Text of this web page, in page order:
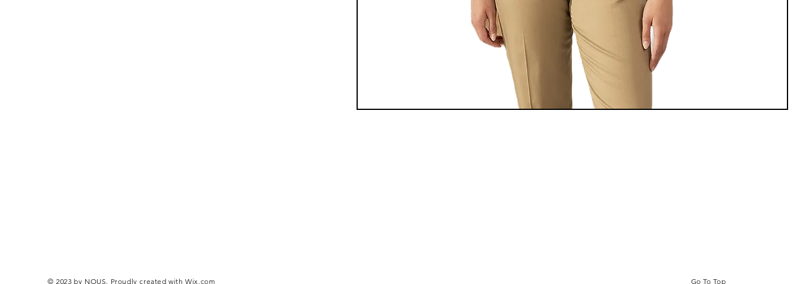
© 2023 by NOUS. Proudly created withWix.com Go To Top